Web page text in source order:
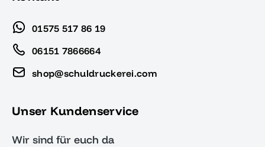
01575 517 86 19
06151 7866664
shop@schuldruckerei.com
Unser Kundenservice
Wir sind für euch da